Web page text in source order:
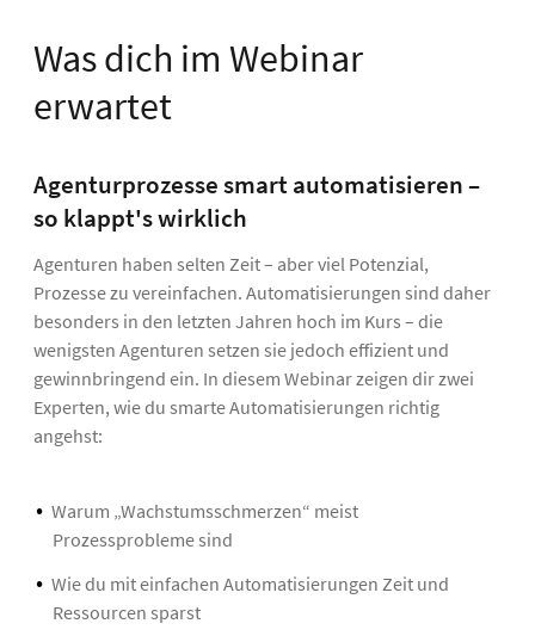
Was dich im Webinar
erwartet
Agenturprozesse smart automatisieren –
so klappt's wirklich
Agenturen haben selten Zeit – aber viel Potenzial,
Prozesse zu vereinfachen. Automatisierungen sind daher
besonders in den letzten Jahren hoch im Kurs – die
wenigsten Agenturen setzen sie jedoch effizient und
gewinnbringend ein. In diesem Webinar zeigen dir zwei
Experten, wie du smarte Automatisierungen richtig
angehst:
Warum „Wachstumsschmerzen“ meist
Prozessprobleme sind
Wie du mit einfachen Automatisierungen Zeit und
Ressourcen sparst